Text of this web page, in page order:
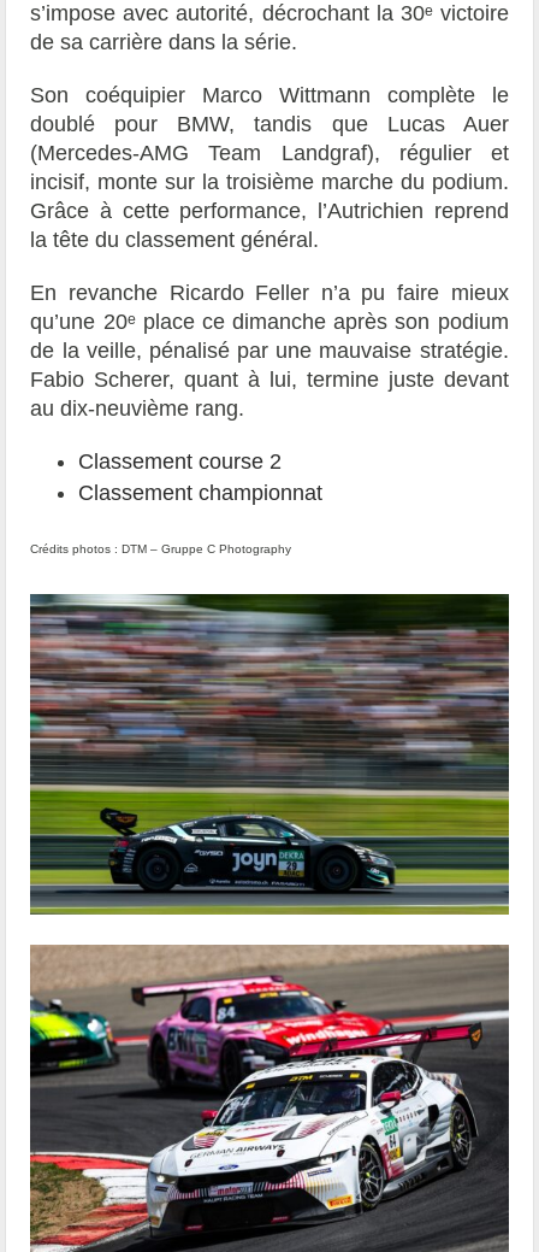
s’impose avec autorité, décrochant la 30ᵉ victoire
de sa carrière dans la série.
Son coéquipier Marco Wittmann complète le
doublé pour BMW, tandis que Lucas Auer
(Mercedes-AMG Team Landgraf), régulier et
incisif, monte sur la troisième marche du podium.
Grâce à cette performance, l’Autrichien reprend
la tête du classement général.
En revanche Ricardo Feller n’a pu faire mieux
qu’une 20ᵉ place ce dimanche après son podium
de la veille, pénalisé par une mauvaise stratégie.
Fabio Scherer, quant à lui, termine juste devant
au dix-neuvième rang.
Classement course 2
Classement championnat
Crédits photos : DTM – Gruppe C Photography